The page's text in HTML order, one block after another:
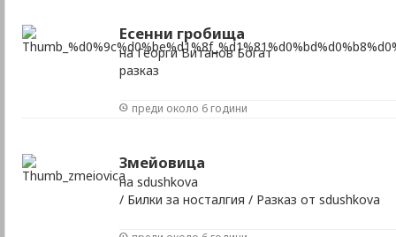
Есенни гробища
на Георги Витанов Богат
разказ
преди около 6 години
Змейовица
на sdushkova
/ Билки за носталгия / Разказ от sdushkova